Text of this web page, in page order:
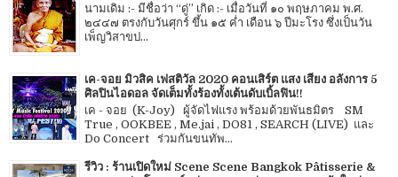
นามเดิม :- มีชื่อว่า “ดู่” เกิด :- เมื่อวันที่ ๑๐ พฤษภาคม พ.ศ.
๒๔๔๗ ตรงกับวันศุกร์ ขึ้น ๑๕ ค่ำ เดือน ๖ ปีมะโรง ซึ่งเป็นวัน
เพ็ญวิสาขป...
เค-จอย มิวสิค เฟสติวัล 2020 คอนเสิร์ต แสง เสียง อลังการ 5
ศิลปินไอดอล จัดเต็มทั้งร้องทั้งเต้นดับเบิ้ลฟิน!!
เค - จอย (K-Joy) ผู้จัดไฟแรง พร้อมด้วยพันธมิตร SM
True , OOKBEE , Me.jai , DO81 , SEARCH (LIVE) และ
Do Concert ร่วมกันขนทัพ...
รีวิว : ร้านเปิดใหม่ Scene Scene Bangkok Pâtisserie &